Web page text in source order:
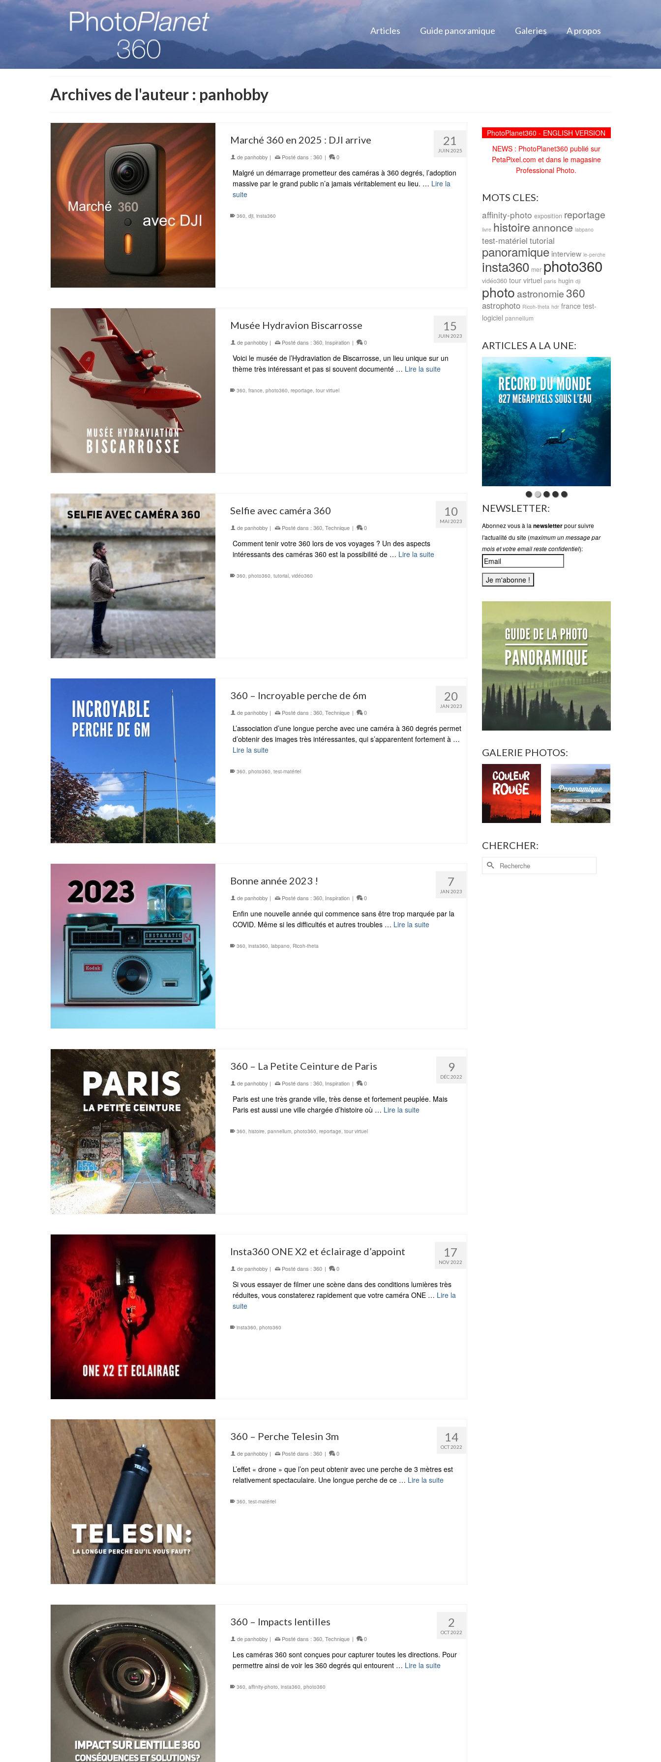
Articles Guide panoramique Galeries A propos
Archives de l'auteur : panhobby
21
JUIN 2025
Marché 360 en 2025 : DJI arrive
depanhobby | Posté dans : 360 | 0
Malgré un démarrage prometteur des caméras à 360 degrés, l’adoption
massive par le grand public n’a jamais véritablement eu lieu. … Lire la
suite
360, dji, insta360
15
JUIN 2023
Musée Hydravion Biscarrosse
depanhobby | Posté dans : 360, Inspiration | 0
Voici le musée de l’Hydraviation de Biscarrosse, un lieu unique sur un
thème très intéressant et pas si souvent documenté … Lire la suite
360 france photo360 reportage tour virtuel
10
MAI 2023
Selfie avec caméra 360
depanhobby | Posté dans : 360, Technique | 0
Comment tenir votre 360 lors de vos voyages ? Un des aspects
intéressants des caméras 360 est la possibilité de … Lire la suite
360 photo360 tutorial, vidéo360
20
JAN 2023
360 – Incroyable perche de 6m
depanhobby | Posté dans : 360, Technique | 0
L’association d’une longue perche avec une caméra à 360 degrés permet
d’obtenir des images très intéressantes, qui s’apparentent fortement à …
Lire la suite
360, photo360, test-matériel
7
JAN 2023
Bonne année 2023 !
depanhobby | Posté dans : 360, Inspiration | 0
Enfin une nouvelle année qui commence sans être trop marquée par la
COVID. Même si les difficultés et autres troubles … Lire la suite
360, insta360, labpano, Ricoh-theta
9
DÉC 2022
360 – La Petite Ceinture de Paris
depanhobby | Posté dans : 360, Inspiration | 0
Paris est une très grande ville, très dense et fortement peuplée. Mais
Paris est aussi une ville chargée d’histoire où … Lire la suite
360, histoire, pannellum, photo360, reportage, tour virtuel
17
NOV 2022
Insta360 ONE X2 et éclairage d’appoint
depanhobby | Posté dans : 360 | 0
Si vous essayer de filmer une scène dans des conditions lumières très
réduites, vous constaterez rapidement que votre caméra ONE … Lire la
suite
insta360 photo360
14
OCT 2022
360 – Perche Telesin 3m
depanhobby | Posté dans : 360 | 0
L’effet « drone » que l’on peut obtenir avec une perche de 3 mètres est
relativement spectaculaire. Une longue perche de ce … Lire la suite
360, test-matériel
2
OCT 2022
360 – Impacts lentilles
depanhobby | Posté dans : 360, Technique | 0
Les caméras 360 sont conçues pour capturer toutes les directions. Pour
permettre ainsi de voir les 360 degrés qui entourent … Lire la suite
360, affinity-photo, insta360, photo360
PhotoPlanet360 - ENGLISH VERSION
NEWS : PhotoPlanet360 publié sur
PetaPixel.com et dans le magasine
Professional Photo.
MOTS CLES:
affinity-photo exposition reportage
livre histoire annonce labpano
test-matériel tutorial
panoramique interview le-perche
insta360 mer photo360
vidéo360 tour virtuel paris hugin dji
photo astronomie360
astrophoto Ricoh-theta hdr france test-
logiciel pannellum
ARTICLES A LA UNE:
NEWSLETTER:
Abonnez vous à la newsletterpour suivre
l'actualité du site (maximum un message par
mois et votre email reste confidentiel):
GALERIE PHOTOS:
CHERCHER: